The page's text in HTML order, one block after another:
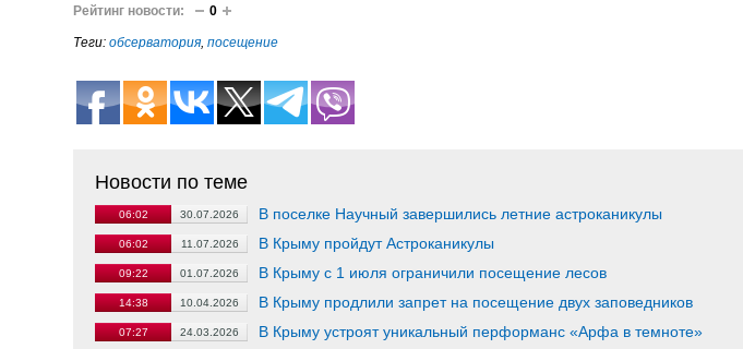
Рейтинг новости: 0
Теги: обсерватория, посещение
Новости по теме
06:02 30.07.2026 В поселке Научный завершились летние астроканикулы
06:02 11.07.2026 В Крыму пройдут Астроканикулы
09:22 01.07.2026 В Крыму с 1 июля ограничили посещение лесов
14:38 10.04.2026 В Крыму продлили запрет на посещение двух заповедников
07:27 24.03.2026 В Крыму устроят уникальный перформанс «Арфа в темноте»